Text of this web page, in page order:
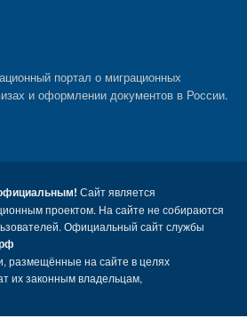
портал о миграционных
и оформлении документов в России.
Сайт является
проектом. На сайте не собираются
Официальный сайт службы
размещённые на сайте в целях
их законным владельцам,